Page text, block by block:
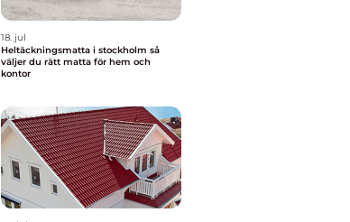
18. jul
Heltäckningsmatta i stockholm så
väljer du rätt matta för hem och
kontor